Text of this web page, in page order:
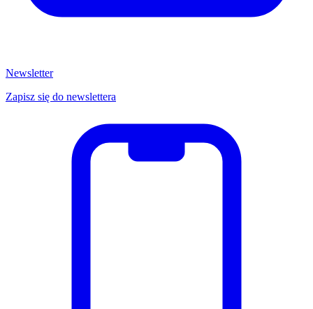
Newsletter
Zapisz się do newslettera